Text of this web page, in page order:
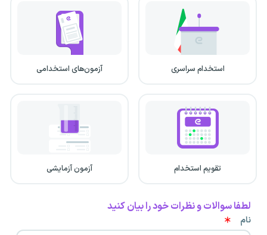
استخدام سراسری آزمون‌های استخدامی
تقویم استخدام آزمون آزمایشی
لطفا سوالات و نظرات خود را بیان کنید
نام